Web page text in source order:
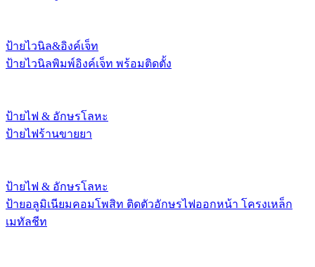
ป้ายไวนิล&อิงค์เจ็ท
ป้ายไวนิลพิมพ์อิงค์เจ็ท พร้อมติดตั้ง
ป้ายไฟ & อักษรโลหะ
ป้ายไฟร้านขายยา
ป้ายไฟ & อักษรโลหะ
ป้ายอลูมิเนียมคอมโพสิท ติดตัวอักษรไฟออกหน้า โครงเหล็ก
เมทัลชีท